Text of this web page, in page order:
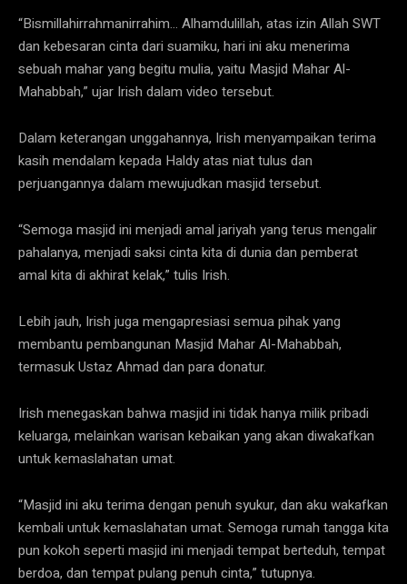
“Bismillahirrahmanirrahim… Alhamdulillah, atas izin Allah SWT
dan kebesaran cinta dari suamiku, hari ini aku menerima
sebuah mahar yang begitu mulia, yaitu Masjid Mahar Al-
Mahabbah,” ujar Irish dalam video tersebut.
Dalam keterangan unggahannya, Irish menyampaikan terima
kasih mendalam kepada Haldy atas niat tulus dan
perjuangannya dalam mewujudkan masjid tersebut.
“Semoga masjid ini menjadi amal jariyah yang terus mengalir
pahalanya, menjadi saksi cinta kita di dunia dan pemberat
amal kita di akhirat kelak,” tulis Irish.
Lebih jauh, Irish juga mengapresiasi semua pihak yang
membantu pembangunan Masjid Mahar Al-Mahabbah,
termasuk Ustaz Ahmad dan para donatur.
Irish menegaskan bahwa masjid ini tidak hanya milik pribadi
keluarga, melainkan warisan kebaikan yang akan diwakafkan
untuk kemaslahatan umat.
“Masjid ini aku terima dengan penuh syukur, dan aku wakafkan
kembali untuk kemaslahatan umat. Semoga rumah tangga kita
pun kokoh seperti masjid ini menjadi tempat berteduh, tempat
berdoa, dan tempat pulang penuh cinta,” tutupnya.